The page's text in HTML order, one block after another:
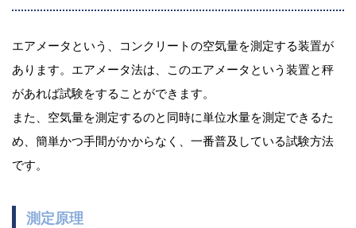
エアメータという、コンクリートの空気量を測定する装置が
あります。エアメータ法は、このエアメータという装置と秤
があれば試験をすることができます。
また、空気量を測定するのと同時に単位水量を測定できるた
め、簡単かつ手間がかからなく、一番普及している試験方法
です。
測定原理